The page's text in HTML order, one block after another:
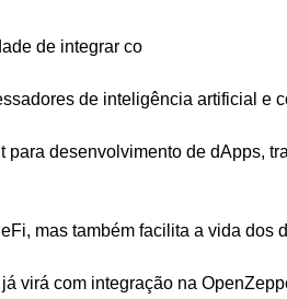
de integrar co
de inteligência artificial e
para desenvolvimento de dApps,
mas também facilita a vida dos
virá com integração na